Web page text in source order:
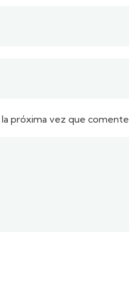
próxima vez que comente.